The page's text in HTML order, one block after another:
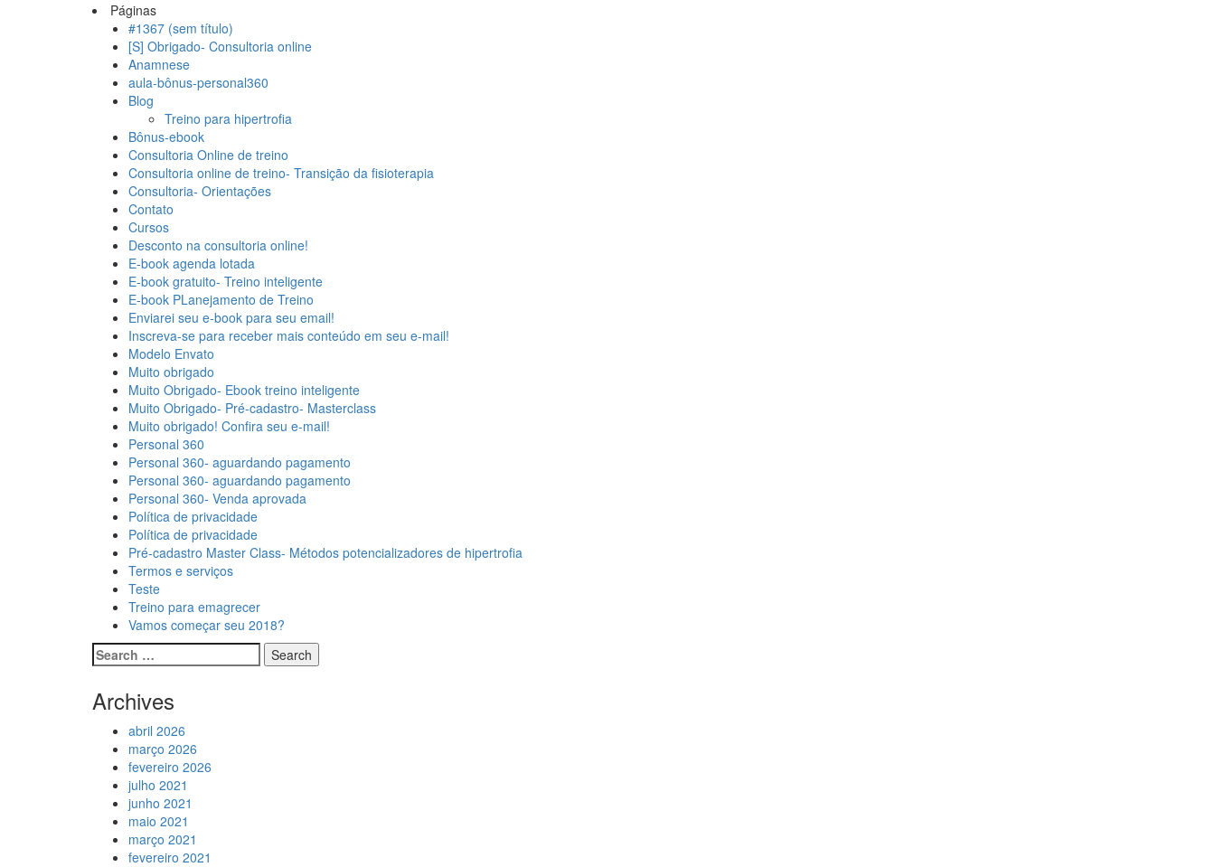
Páginas
#1367 (sem título)
[S] Obrigado- Consultoria online
Anamnese
aula-bônus-personal360
Blog
Treino para hipertrofia
Bônus-ebook
Consultoria Online de treino
Consultoria online de treino- Transição da fisioterapia
Consultoria- Orientações
Contato
Cursos
Desconto na consultoria online!
E-book agenda lotada
E-book gratuito- Treino inteligente
E-book PLanejamento de Treino
Enviarei seu e-book para seu email!
Inscreva-se para receber mais conteúdo em seu e-mail!
Modelo Envato
Muito obrigado
Muito Obrigado- Ebook treino inteligente
Muito Obrigado- Pré-cadastro- Masterclass
Muito obrigado! Confira seu e-mail!
Personal 360
Personal 360- aguardando pagamento
Personal 360- aguardando pagamento
Personal 360- Venda aprovada
Política de privacidade
Política de privacidade
Pré-cadastro Master Class- Métodos potencializadores de hipertrofia
Termos e serviços
Teste
Treino para emagrecer
Vamos começar seu 2018?
Archives
abril 2026
março 2026
fevereiro 2026
julho 2021
junho 2021
maio 2021
março 2021
fevereiro 2021